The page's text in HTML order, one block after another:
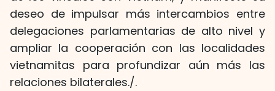
deseo de impulsar más intercambios entre
delegaciones parlamentarias de alto nivel y
ampliar la cooperación con las localidades
vietnamitas para profundizar aún más las
relaciones bilaterales./.